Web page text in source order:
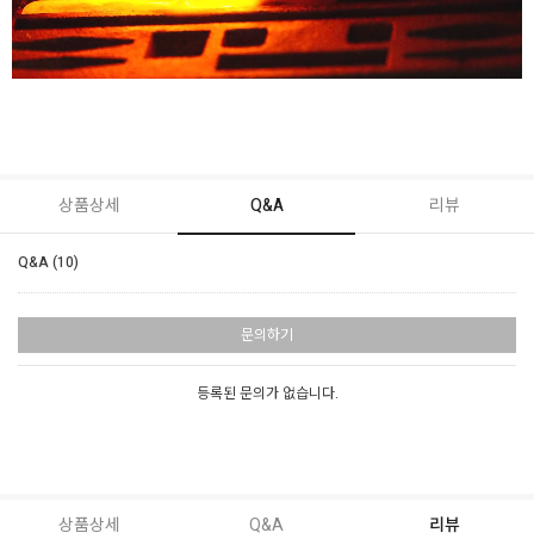
상품상세 Q&A 리뷰
Q&A (10)
문의하기
등록된 문의가 없습니다.
상품상세 Q&A 리뷰